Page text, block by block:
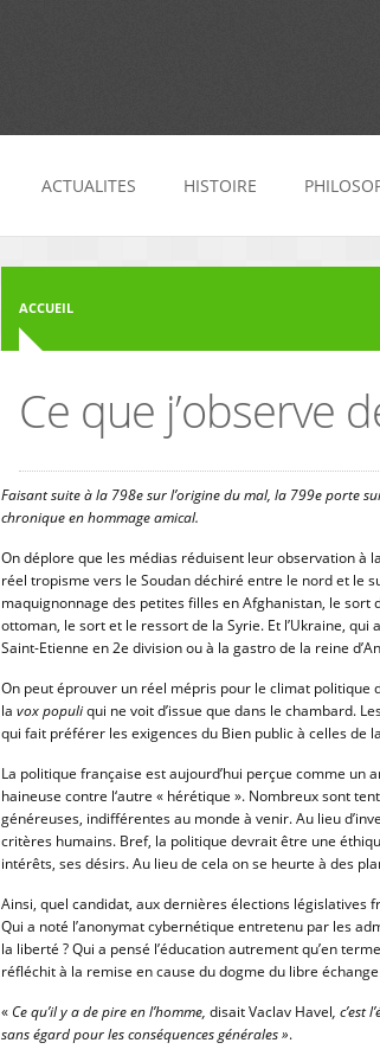
ACTUALITES HISTOIRE
ACCUEIL
Ce que j’observe
Faisant suite à la 798e sur l’origine du mal, la 799e porte
chronique en hommage amical.
On déplore que les médias réduisent leur observation à
réel tropisme vers le Soudan déchiré entre le nord et le
maquignonnage des petites filles en Afghanistan, le
ottoman, le sort et le ressort de la Syrie. Et l’Ukraine, qui
Saint-Etienne en 2e division ou à la gastro de la reine
On peut éprouver un réel mépris pour le climat politique
la vox populiqui ne voit d’issue que dans le chambard.
qui fait préférer les exigences du Bien public à celles
La politique française est aujourd’hui perçue comme un
haineuse contre l‘autre « hérétique ». Nombreux sont
généreuses, indifférentes au monde à venir. Au lieu
critères humains. Bref, la politique devrait être une
intérêts, ses désirs. Au lieu de cela on se heurte à des
Ainsi, quel candidat, aux dernières élections législatives
Qui a noté l’anonymat cybernétique entretenu par les
la liberté ? Qui a pensé l’éducation autrement qu’en
réfléchit à la remise en cause du dogme du libre
« Ce qu’il y a de pire en l’homme, disait Vaclav Havel, c’est
sans égard pour les conséquences générales ».